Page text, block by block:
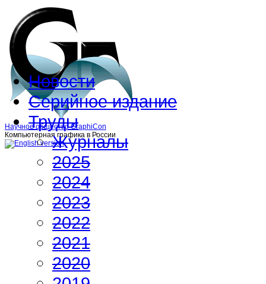
Научное общество GraphiCon
Компьютерная графика в России
Новости
Серийное издание
Труды
Журналы
2025
2024
2023
2022
2021
2020